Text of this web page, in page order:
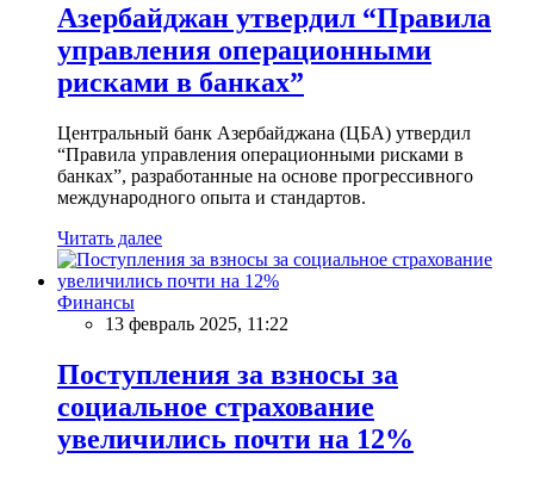
Азербайджан утвердил “Правила
управления операционными
рисками в банках”
Центральный банк Азербайджана (ЦБА) утвердил
“Правила управления операционными рисками в
банках”, разработанные на основе прогрессивного
международного опыта и стандартов.
Читать далее
Финансы
13 февраль 2025, 11:22
Поступления за взносы за
социальное страхование
увеличились почти на 12%